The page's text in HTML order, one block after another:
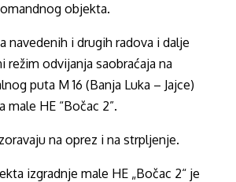
objekta.
navedenih i drugih radova i dalje
režim odvijanja saobraćaja na
puta M 16 (Banja Luka – Jajce)
male HE “Bočac 2”.
na oprez i na strpljenje.
izgradnje male HE „Bočac 2“ je